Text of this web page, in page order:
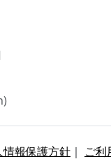
情報保護方針 ｜ ご利